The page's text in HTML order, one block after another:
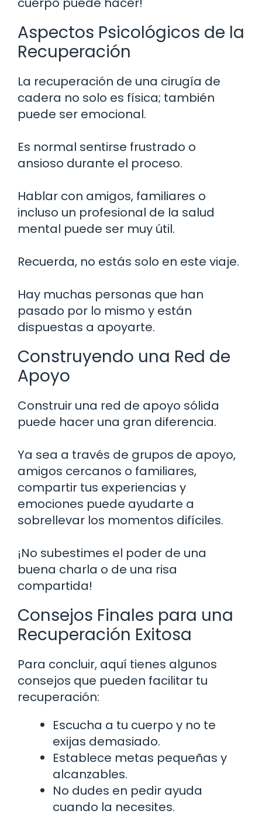
Aspectos Psicológicos de la
Recuperación
La recuperación de una cirugía de
cadera no solo es física; también
puede ser emocional.
Es normal sentirse frustrado o
ansioso durante el proceso.
Hablar con amigos, familiares o
incluso un profesional de la salud
mental puede ser muy útil.
Recuerda, no estás solo en este viaje.
Hay muchas personas que han
pasado por lo mismo y están
dispuestas a apoyarte.
Construyendo una Red de
Apoyo
Construir una red de apoyo sólida
puede hacer una gran diferencia.
Ya sea a través de grupos de apoyo,
amigos cercanos o familiares,
compartir tus experiencias y
emociones puede ayudarte a
sobrellevar los momentos difíciles.
¡No subestimes el poder de una
buena charla o de una risa
compartida!
Consejos Finales para una
Recuperación Exitosa
Para concluir, aquí tienes algunos
consejos que pueden facilitar tu
recuperación:
Escucha a tu cuerpo y no te
exijas demasiado.
Establece metas pequeñas y
alcanzables.
No dudes en pedir ayuda
cuando la necesites.